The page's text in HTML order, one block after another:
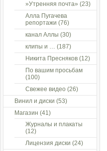
»Утренняя почта» (23)
Алла Пугачева
репортажи (76)
канал Аллы (30)
клипы и … (187)
Никита Пресняков (12)
По вашим просьбам
(100)
Свежее видео (26)
Винил и диски (53)
Магазин (41)
Журналы и плакаты
(12)
Лицензия диски (24)